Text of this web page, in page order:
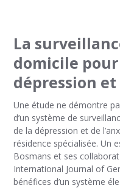
La
domicile
dépression et
Une étude ne démontre
d’un système de
de la dépression et de
résidence spécialisée. Un
Bosmans et ses
International Journal of
bénéfices d’un système